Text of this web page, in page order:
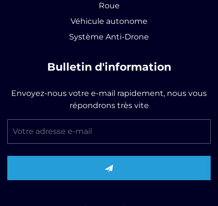
Roue
Véhicule autonome
Système Anti-Drone
Bulletin d'information
Envoyez-nous votre e-mail rapidement, nous vous
répondrons très vite